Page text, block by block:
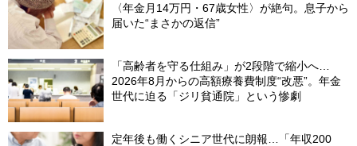
〈年金月14万円・67歳女性〉が絶句。息子から
届いた“まさかの返信”
「高齢者を守る仕組み」が2段階で縮小へ…
2026年8月からの高額療養費制度“改悪”。年金
世代に迫る「ジリ貧通院」という惨劇
定年後も働くシニア世代に朗報…「年収200